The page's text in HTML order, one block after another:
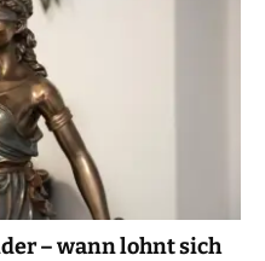
– wann lohnt sich